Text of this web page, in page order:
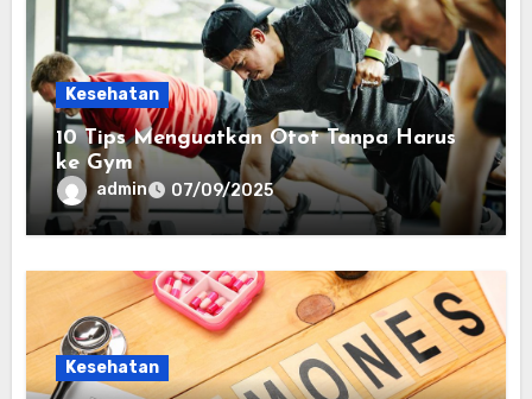
Kesehatan
10 Tips Menguatkan Otot Tanpa Harus
ke Gym
admin 07/09/2025
Kesehatan